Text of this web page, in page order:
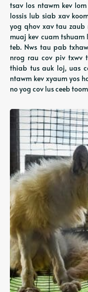
tsav los ntawm kev
lossis lub siab xav
yog qhov xav tau zaub
muaj kev cuam
teb. Nws tau pab
nrog rau cov piv txwv
thiab tus auk loj, uas
ntawm kev xyaum yos
no yog cov lus ceeb